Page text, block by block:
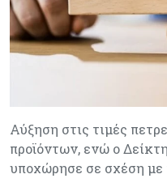
Αύξηση στις τιμές
προϊόντων, ενώ ο
υποχώρησε σε σχέση με